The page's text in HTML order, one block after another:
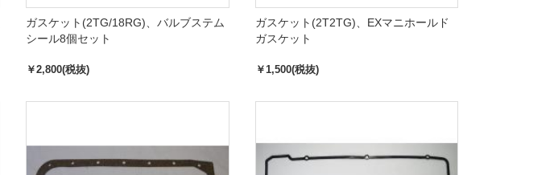
ガスケット(2TG/18RG)、バルブステム
シール8個セット
￥2,800(税抜)
ガスケット(2T2TG)、EXマニホールド
ガスケット
￥1,500(税抜)